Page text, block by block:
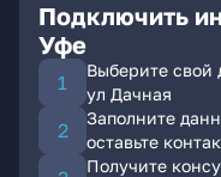
Подключить
Уфе
Выберите свой
ул Дачная
Заполните
оставьте
Получите